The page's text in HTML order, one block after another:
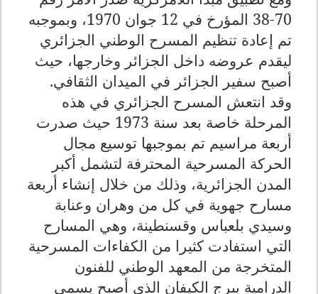
70-38 المؤرخ في 12 جوان 1970، وبموجبه
تم إعادة تنظيم المسرح الوطني الجزائري
ليقدم عروضه داخل الجزائر وخارجها، حيث
أصبح سفير الجزائر في الميدان الثقافي.
وقد انتعش المسرح الجزائري في هذه
المرحلة خاصة بعد سنة 1973 حيث صدرت
أربعة مراسيم تم بموجبها توسيع مجال
الحركة المسرحية المحترفة لتشمل أكبر
المدن الجزائرية، وذلك من خلال إنشاء أربعة
مسارح جهوية في كل من وهران وعنابة
وسيدي بلعباس وقسنطينة، وهي المسارح
التي استفادت كثيرا من الكفاءات المسرحية
المتخرجة من المعهد الوطني للفنون
الدرامية ببرج الكيفان الذي أصبح يسمى